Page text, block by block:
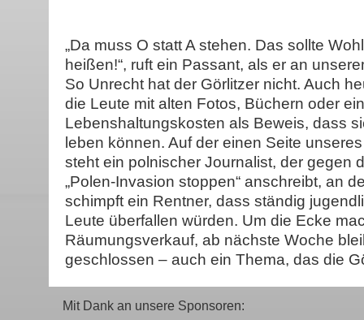
„Da muss O statt A stehen. Das sollte
heißen!“, ruft ein Passant, als er an
So Unrecht hat der Görlitzer nicht. Auch
die Leute mit alten Fotos, Büchern oder
Lebenshaltungskosten als Beweis, dass
leben können. Auf der einen Seite
steht ein polnischer Journalist, der gegen
„Polen-Invasion stoppen“ anschreibt, an
schimpft ein Rentner, dass ständig
Leute überfallen würden. Um die Ecke
Räumungsverkauf, ab nächste Woche
geschlossen – auch ein Thema, das die
Mit Dank an unsere Sponsoren: